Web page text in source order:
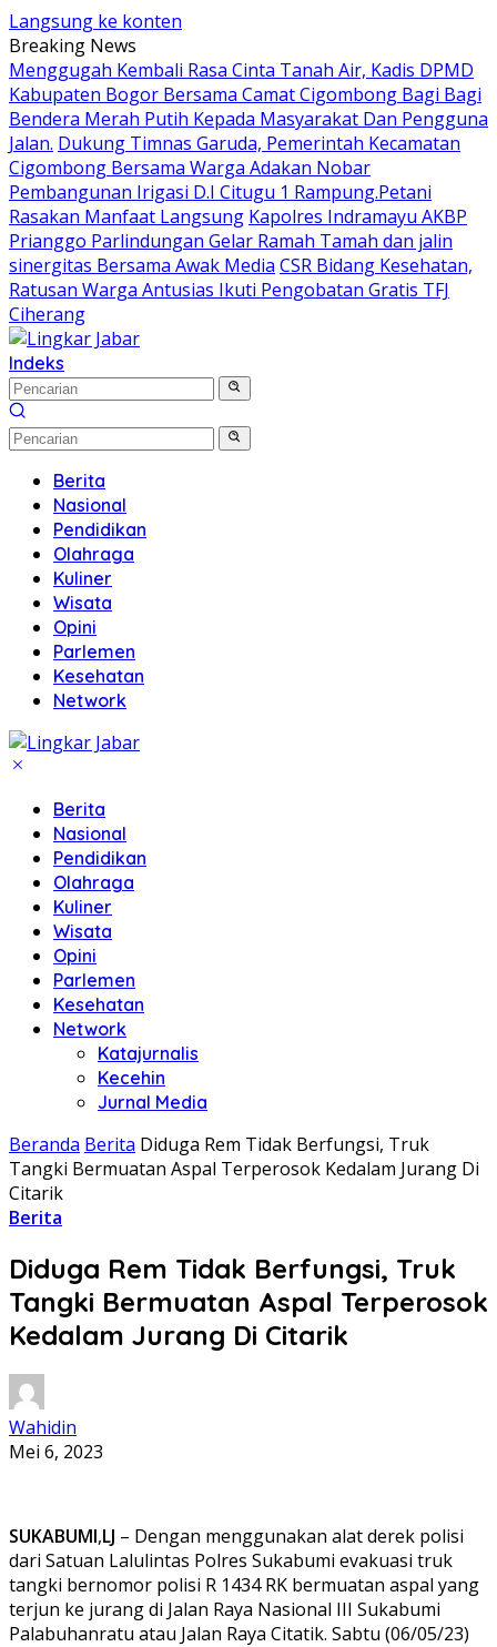
Langsung ke konten
Breaking News
Menggugah Kembali Rasa Cinta Tanah Air, Kadis DPMD
Kabupaten Bogor Bersama Camat Cigombong Bagi Bagi
Bendera Merah Putih Kepada Masyarakat Dan Pengguna
Jalan. Dukung Timnas Garuda, Pemerintah Kecamatan
Cigombong Bersama Warga Adakan Nobar
Pembangunan Irigasi D.I Citugu 1 Rampung.Petani
Rasakan Manfaat Langsung Kapolres Indramayu AKBP
Prianggo Parlindungan Gelar Ramah Tamah dan jalin
sinergitas Bersama Awak Media CSR Bidang Kesehatan,
Ratusan Warga Antusias Ikuti Pengobatan Gratis TFJ
Ciherang
Indeks
Berita
Nasional
Pendidikan
Olahraga
Kuliner
Wisata
Opini
Parlemen
Kesehatan
Network
Berita
Nasional
Pendidikan
Olahraga
Kuliner
Wisata
Opini
Parlemen
Kesehatan
Network
Katajurnalis
Kecehin
Jurnal Media
Beranda Berita Diduga Rem Tidak Berfungsi, Truk
Tangki Bermuatan Aspal Terperosok Kedalam Jurang Di
Citarik
Berita
Diduga Rem Tidak Berfungsi, Truk
Tangki Bermuatan Aspal Terperosok
Kedalam Jurang Di Citarik
Wahidin
Mei 6, 2023
SUKABUMI,LJ – Dengan menggunakan alat derek polisi
dari Satuan Lalulintas Polres Sukabumi evakuasi truk
tangki bernomor polisi R 1434 RK bermuatan aspal yang
terjun ke jurang di Jalan Raya Nasional III Sukabumi
Palabuhanratu atau Jalan Raya Citatik. Sabtu (06/05/23)